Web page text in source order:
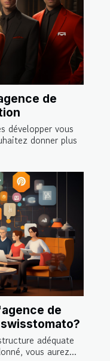
de
développer vous
donner plus
de
adéquate
vous aurez...